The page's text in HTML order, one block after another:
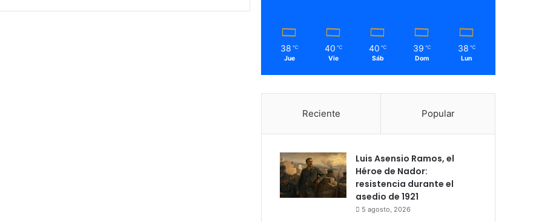
38 ℃
Jue
40 ℃
Vie
40 ℃
Sáb
39 ℃
Dom
38 ℃
Lun
Reciente Popular
Luis Asensio Ramos, el
Héroe de Nador:
resistencia durante el
asedio de 1921
5 agosto, 2026